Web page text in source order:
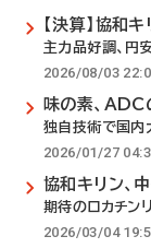
【決算】協和
主力品好調、円
2026/08/03
味の素、
独自技術で国内
2026/01/27
協和キリン、
期待のロカチン
2026/03/04